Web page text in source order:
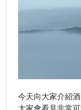
今天向大家介紹